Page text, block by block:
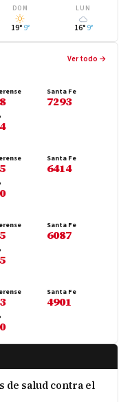
DOM
19° 9°
LUN
16° 9°
Ver todo →
Santa Fe
7293
Santa Fe
6414
Santa Fe
6087
Santa Fe
4901
de salud contra el